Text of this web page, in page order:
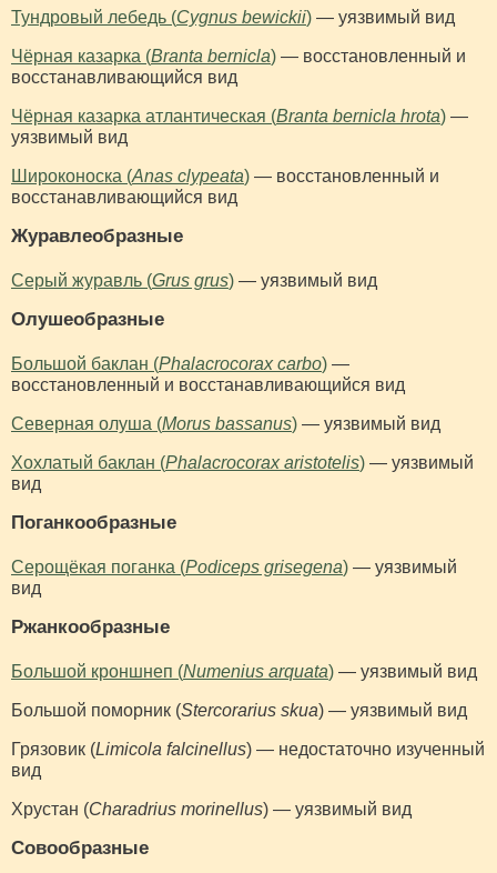
Тундровый лебедь (Cygnus bewickii) — уязвимый вид
Чёрная казарка (Branta bernicla) — восстановленный и
восстанавливающийся вид
Чёрная казарка атлантическая (Branta bernicla hrota) —
уязвимый вид
Широконоска (Anas clypeata) — восстановленный и
восстанавливающийся вид
Журавлеобразные
Серый журавль (Grus grus) — уязвимый вид
Олушеобразные
Большой баклан (Phalacrocorax carbo) —
восстановленный и восстанавливающийся вид
Северная олуша (Morus bassanus) — уязвимый вид
Хохлатый баклан (Phalacrocorax aristotelis) — уязвимый
вид
Поганкообразные
Серощёкая поганка (Podiceps grisegena) — уязвимый
вид
Ржанкообразные
Большой кроншнеп (Numenius arquata) — уязвимый вид
Большой поморник (Stercorarius skua) — уязвимый вид
Грязовик (Limicola falcinellus) — недостаточно изученный
вид
Хрустан (Charadrius morinellus) — уязвимый вид
Совообразные